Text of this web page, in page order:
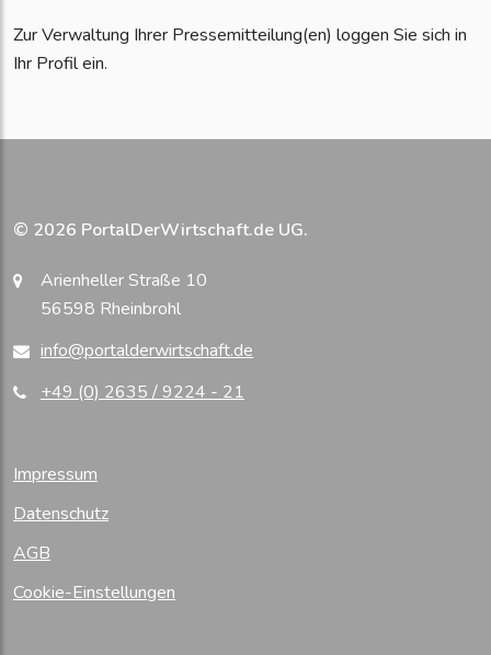
Zur Verwaltung Ihrer Pressemitteilung(en) loggen Sie sich in
Ihr Profil ein.
© 2026 PortalDerWirtschaft.de UG.
Arienheller Straße 10
56598 Rheinbrohl
info@portalderwirtschaft.de
+49 (0) 2635 / 9224 - 21
Impressum
Datenschutz
AGB
Cookie-Einstellungen